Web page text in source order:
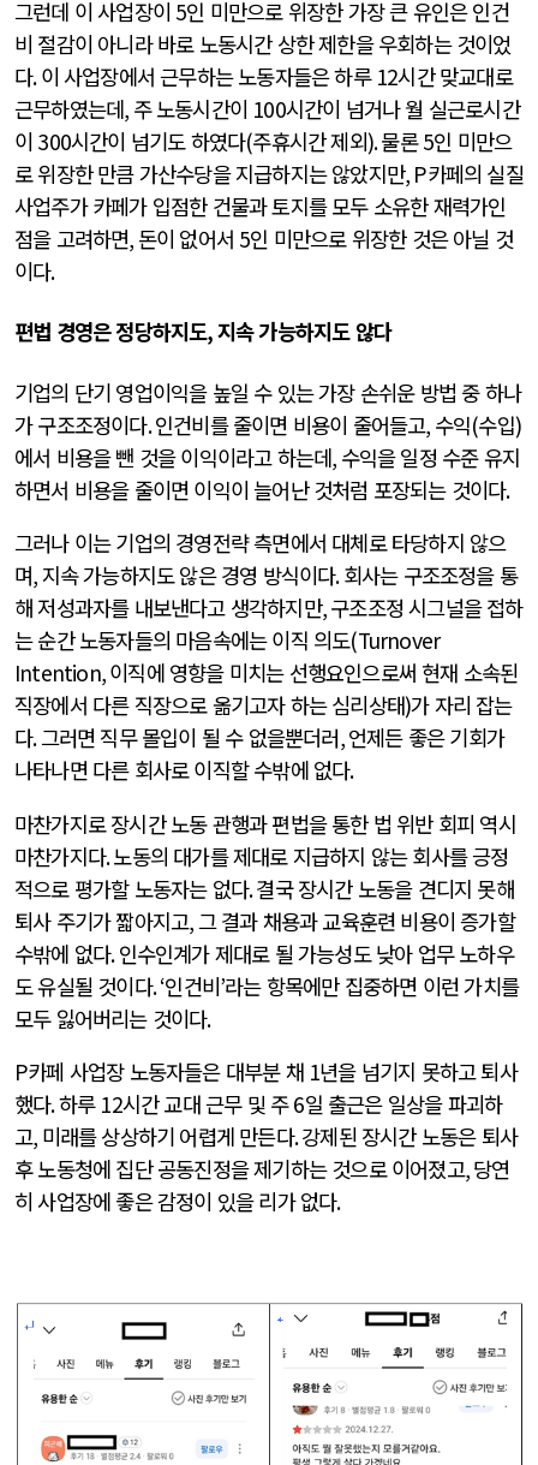
그런데 이 사업장이 5인 미만으로 위장한 가장 큰 유인은 인건
비 절감이 아니라 바로 노동시간 상한 제한을 우회하는 것이었
다.이 사업장에서 근무하는 노동자들은 하루 12시간 맞교대로
근무하였는데, 주 노동시간이 100시간이 넘거나 월 실근로시간
이 300시간이 넘기도 하였다(주휴시간 제외).물론5인 미만으
로 위장한 만큼 가산수당을 지급하지는 않았지만, P카페의 실질
사업주가 카페가 입점한 건물과 토지를 모두 소유한 재력가인
점을 고려하면, 돈이 없어서 5인 미만으로 위장한 것은 아닐 것
이다.
편법 경영은 정당하지도,지속 가능하지도 않다
기업의 단기 영업이익을 높일 수 있는 가장 손쉬운 방법 중 하나
가 구조조정이다.인건비를 줄이면 비용이 줄어들고, 수익(수입)
에서 비용을 뺀 것을 이익이라고 하는데, 수익을 일정 수준 유지
하면서 비용을 줄이면 이익이 늘어난 것처럼 포장되는 것이다.
그러나 이는 기업의 경영전략 측면에서 대체로 타당하지 않으
며, 지속 가능하지도 않은 경영 방식이다.회사는 구조조정을 통
해 저성과자를 내보낸다고 생각하지만,구조조정 시그널을 접하
는 순간 노동자들의 마음속에는 이직 의도(Turnover
Intention,이직에 영향을 미치는 선행요인으로써 현재 소속된
직장에서 다른 직장으로 옮기고자 하는 심리상태)가 자리 잡는
다.그러면 직무 몰입이 될 수 없을뿐더러,언제든 좋은 기회가
나타나면 다른 회사로 이직할 수밖에 없다.
마찬가지로 장시간 노동 관행과 편법을 통한 법 위반 회피 역시
마찬가지다.노동의 대가를 제대로 지급하지 않는 회사를 긍정
적으로 평가할 노동자는 없다.결국 장시간 노동을 견디지 못해
퇴사 주기가 짧아지고,그 결과 채용과 교육훈련 비용이 증가할
수밖에 없다.인수인계가 제대로 될 가능성도 낮아 업무 노하우
도 유실될 것이다. ‘인건비’라는 항목에만 집중하면 이런 가치를
모두 잃어버리는 것이다.
P카페 사업장 노동자들은 대부분 채 1년을 넘기지 못하고 퇴사
했다.하루 12시간 교대 근무 및 주6일 출근은 일상을 파괴하
고, 미래를 상상하기 어렵게 만든다.강제된 장시간 노동은 퇴사
후 노동청에 집단 공동진정을 제기하는 것으로 이어졌고,당연
히 사업장에 좋은 감정이 있을 리가 없다.